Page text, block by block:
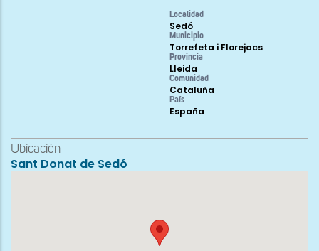
Localidad
Sedó
Municipio
Torrefeta i Florejacs
Provincia
Lleida
Comunidad
Cataluña
País
España
Ubicación
Sant Donat de Sedó